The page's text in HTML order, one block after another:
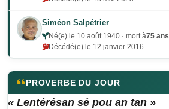
Siméon Salpétrier
Né(e) le 10 août 1940 · mort à75 ans
Décédé(e) le 12 janvier 2016
PROVERBE DU JOUR
« Lentérésan sé pou an tan »